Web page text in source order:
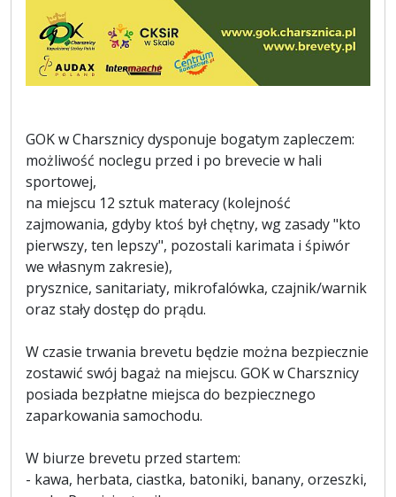
GOK w Charsznicy dysponuje bogatym zapleczem:
możliwość noclegu przed i po brevecie w hali
sportowej,
na miejscu 12 sztuk materacy (kolejność
zajmowania, gdyby ktoś był chętny, wg zasady "kto
pierwszy, ten lepszy", pozostali karimata i śpiwór
we własnym zakresie),
prysznice, sanitariaty, mikrofalówka, czajnik/warnik
oraz stały dostęp do prądu.
W czasie trwania brevetu będzie można bezpiecznie
zostawić swój bagaż na miejscu. GOK w Charsznicy
posiada bezpłatne miejsca do bezpiecznego
zaparkowania samochodu.
W biurze brevetu przed startem:
- kawa, herbata, ciastka, batoniki, banany, orzeszki,